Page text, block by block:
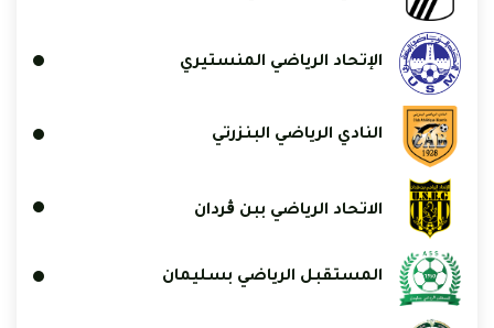
الإتحاد الرياضي المنستيري
النادي الرياضي البنزرتي
الاتحاد الرياضي ببن ڨردان
المستقبل الرياضي بسليمان